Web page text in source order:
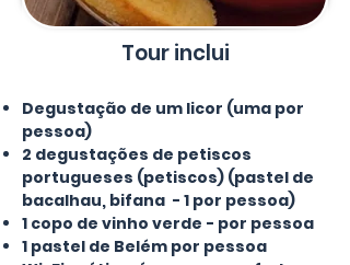
Tour inclui
Degustação de um licor (uma por
pessoa)
2 degustações de petiscos
portugueses (petiscos) (pastel de
bacalhau, bifana - 1 por pessoa)
1 copo de vinho verde - por pessoa
1 pastel de Belém por pessoa